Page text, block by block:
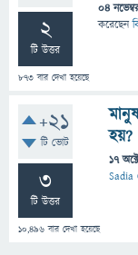
2
টি উত্তর
873 বার দেখা হয়েছে
04
করেছেন
+21
টি ভোট
3
টি উত্তর
10,496 বার দেখা হয়েছে
হয়?
17
Sadia